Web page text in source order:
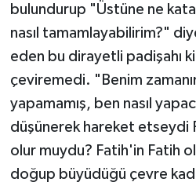
bulundurup "Üstüne ne
nasıl tamamlayabilirim?"
eden bu dirayetli padişahı
çeviremedi. "Benim
yapamamış, ben nasıl
düşünerek hareket etseydi
olur muydu? Fatih'in Fatih
doğup büyüdüğü çevre